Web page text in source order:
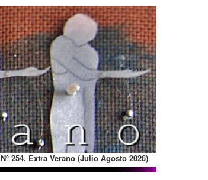
Nº 254. Extra Verano (Julio Agosto 2026).